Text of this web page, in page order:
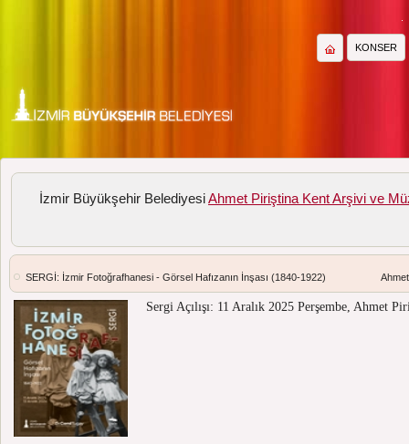
KONSER
İzmir Büyükşehir BelediyesiAhmet Piriştina Kent Arşivi ve
SERGİ: İzmir Fotoğrafhanesi - Görsel Hafızanın İnşası (1840-1922)
Sergi Açılışı: 11 Aralık 2025 Perşembe, Ahmet